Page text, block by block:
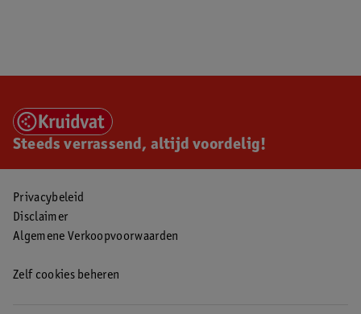
Steeds verrassend, altijd voordelig!
Privacybeleid
Disclaimer
Algemene Verkoopvoorwaarden
Zelf cookies beheren